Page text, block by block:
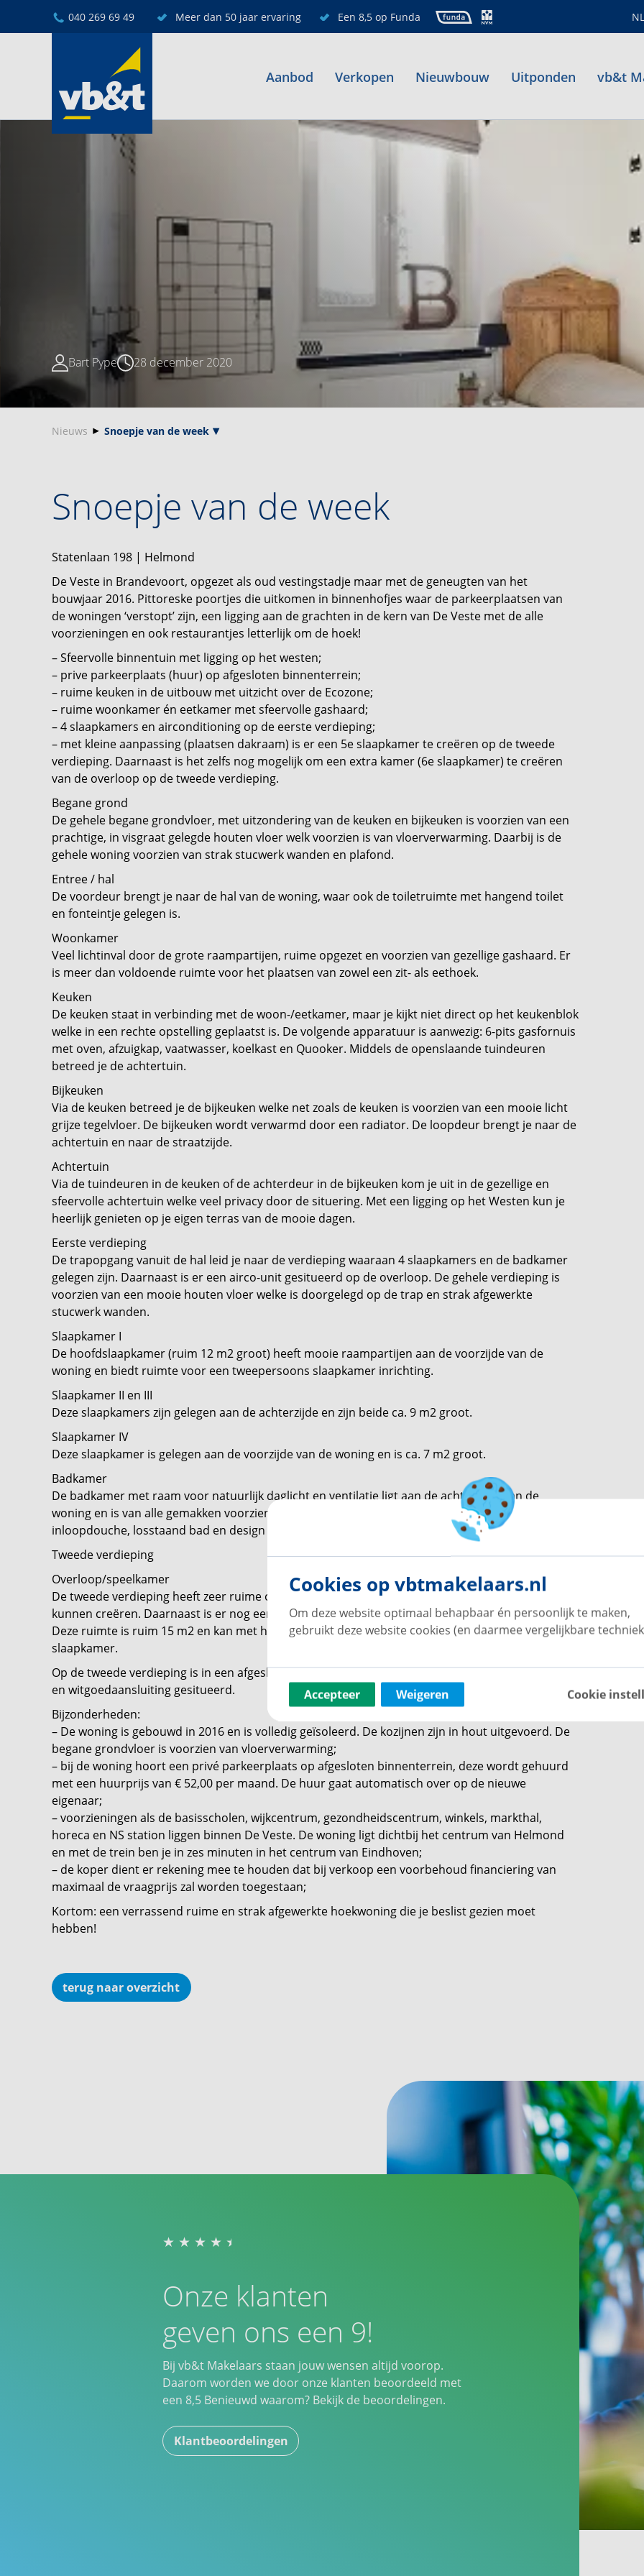
040 269 69 49 Meer dan 50 jaar ervaring Een 8,5 op Funda NL
Aanbod Verkopen Nieuwbouw Uitponden vb&t
Bart Pype 28 december 2020
Nieuws Snoepje van de week
Snoepje van de week
Statenlaan 198 | Helmond
De Veste in Brandevoort, opgezet als oud vestingstadje maar met de geneugten van het
bouwjaar 2016. Pittoreske poortjes die uitkomen in binnenhofjes waar de parkeerplaatsen van
de woningen ‘verstopt’ zijn, een ligging aan de grachten in de kern van De Veste met de alle
voorzieningen en ook restaurantjes letterlijk om de hoek!
– Sfeervolle binnentuin met ligging op het westen;
– prive parkeerplaats (huur) op afgesloten binnenterrein;
– ruime keuken in de uitbouw met uitzicht over de Ecozone;
– ruime woonkamer én eetkamer met sfeervolle gashaard;
– 4 slaapkamers en airconditioning op de eerste verdieping;
– met kleine aanpassing (plaatsen dakraam) is er een 5e slaapkamer te creëren op de tweede
verdieping. Daarnaast is het zelfs nog mogelijk om een extra kamer (6e slaapkamer) te creëren
van de overloop op de tweede verdieping.
Begane grond
De gehele begane grondvloer, met uitzondering van de keuken en bijkeuken is voorzien van een
prachtige, in visgraat gelegde houten vloer welk voorzien is van vloerverwarming. Daarbij is de
gehele woning voorzien van strak stucwerk wanden en plafond.
Entree / hal
De voordeur brengt je naar de hal van de woning, waar ook de toiletruimte met hangend toilet
en fonteintje gelegen is.
Woonkamer
Veel lichtinval door de grote raampartijen, ruime opgezet en voorzien van gezellige gashaard. Er
is meer dan voldoende ruimte voor het plaatsen van zowel een zit- als eethoek.
Keuken
De keuken staat in verbinding met de woon-/eetkamer, maar je kijkt niet direct op het keukenblok
welke in een rechte opstelling geplaatst is. De volgende apparatuur is aanwezig: 6-pits gasfornuis
met oven, afzuigkap, vaatwasser, koelkast en Quooker. Middels de openslaande tuindeuren
betreed je de achtertuin.
Bijkeuken
Via de keuken betreed je de bijkeuken welke net zoals de keuken is voorzien van een mooie licht
grijze tegelvloer. De bijkeuken wordt verwarmd door een radiator. De loopdeur brengt je naar de
achtertuin en naar de straatzijde.
Achtertuin
Via de tuindeuren in de keuken of de achterdeur in de bijkeuken kom je uit in de gezellige en
sfeervolle achtertuin welke veel privacy door de situering. Met een ligging op het Westen kun je
heerlijk genieten op je eigen terras van de mooie dagen.
Eerste verdieping
De trapopgang vanuit de hal leid je naar de verdieping waaraan 4 slaapkamers en de badkamer
gelegen zijn. Daarnaast is er een airco-unit gesitueerd op de overloop. De gehele verdieping is
voorzien van een mooie houten vloer welke is doorgelegd op de trap en strak afgewerkte
stucwerk wanden.
Slaapkamer I
De hoofdslaapkamer (ruim 12 m2 groot) heeft mooie raampartijen aan de voorzijde van de
woning en biedt ruimte voor een tweepersoons slaapkamer inrichting.
Slaapkamer II en III
Deze slaapkamers zijn gelegen aan de achterzijde en zijn beide ca. 9 m2 groot.
Slaapkamer IV
Deze slaapkamer is gelegen aan de voorzijde van de woning en is ca. 7 m2 groot.
Badkamer
De badkamer met raam voor natuurlijk daglicht en ventilatie ligt aan de achterzijde van de
woning en is van alle gemakken voorzien: dubbele vaste wastafel met meubel, toilet, ruime
inloopdouche, losstaand bad en design radiator.
Tweede verdieping
Overloop/speelkamer
De tweede verdieping heeft zeer ruime overloop. Hier zou je in de praktijk zelfs een slaapkamer
kunnen creëren. Daarnaast is er nog een aparte ruimte welke nu in gebruik is als speelkamer.
Deze ruimte is ruim 15 m2 en kan met het aanbrengen van een dakraam perfect dienen als
slaapkamer.
Op de tweede verdieping is in een afgesloten kastruimte de CV-opstelling, warmte terugwin unit
en witgoedaansluiting gesitueerd.
Bijzonderheden:
– De woning is gebouwd in 2016 en is volledig geïsoleerd. De kozijnen zijn in hout uitgevoerd. De
begane grondvloer is voorzien van vloerverwarming;
– bij de woning hoort een privé parkeerplaats op afgesloten binnenterrein, deze wordt gehuurd
met een huurprijs van € 52,00 per maand. De huur gaat automatisch over op de nieuwe
eigenaar;
– voorzieningen als de basisscholen, wijkcentrum, gezondheidscentrum, winkels, markthal,
horeca en NS station liggen binnen De Veste. De woning ligt dichtbij het centrum van Helmond
en met de trein ben je in zes minuten in het centrum van Eindhoven;
– de koper dient er rekening mee te houden dat bij verkoop een voorbehoud financiering van
maximaal de vraagprijs zal worden toegestaan;
Kortom: een verrassend ruime en strak afgewerkte hoekwoning die je beslist gezien moet
hebben!
terug naar overzicht
Onze klanten
geven ons een 9!
Bij vb&t Makelaars staan jouw wensen altijd voorop.
Daarom worden we door onze klanten beoordeeld met
een 8,5 Benieuwd waarom? Bekijk de beoordelingen.
Klantbeoordelingen
Cookies op vbtmakelaars.nl
Om deze website optimaal behapbaar én persoonlijk te maken,
gebruikt deze website cookies (en daarmee vergelijkbare
Accepteer Weigeren Cookie